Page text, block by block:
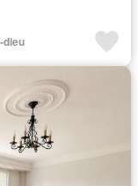
dieu